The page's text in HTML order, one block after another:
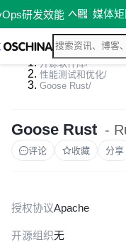
研发效能 媒体
开源软件库/
性能测试和优化/
Goose Rust/
Goose Rust -
评论 收藏 分享
授权协议Apache
开源组织无